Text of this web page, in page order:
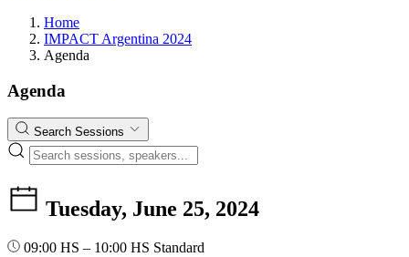
Home
IMPACT Argentina 2024
Agenda
Agenda
Search Sessions
Tuesday, June 25, 2024
09:00 HS – 10:00 HS Standard